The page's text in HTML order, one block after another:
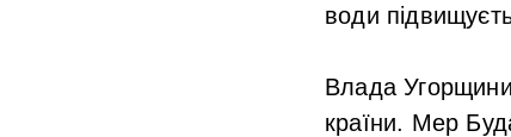
води
Влада Угорщини
країни. Мер